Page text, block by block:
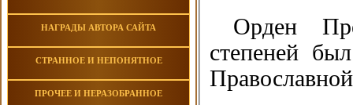
НАГРАДЫ АВТОРА САЙТА
СТРАННОЕ И НЕПОНЯТНОЕ
ПРОЧЕЕ И НЕРАЗОБРАННОЕ
Орден
степеней